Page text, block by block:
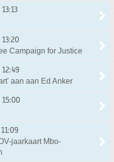
Campaign for Justice
aan aan Ed Anker
jaarkaart Mbo-